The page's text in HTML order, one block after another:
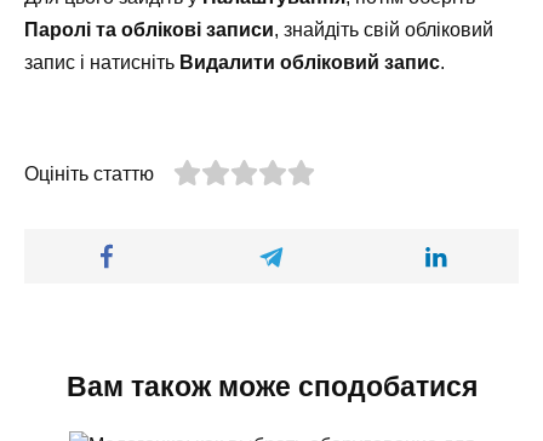
Паролі та облікові записи, знайдіть свій обліковий
запис і натисніть Видалити обліковий запис.
Оцініть статтю
Вам також може сподобатися